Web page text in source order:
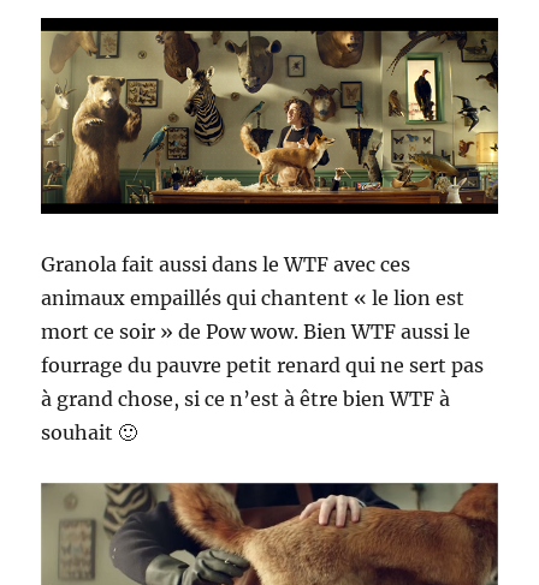
Granola fait aussi dans le WTF avec ces
animaux empaillés qui chantent « le lion est
mort ce soir » de Pow wow. Bien WTF aussi le
fourrage du pauvre petit renard qui ne sert pas
à grand chose, si ce n’est à être bien WTF à
souhait 🙂